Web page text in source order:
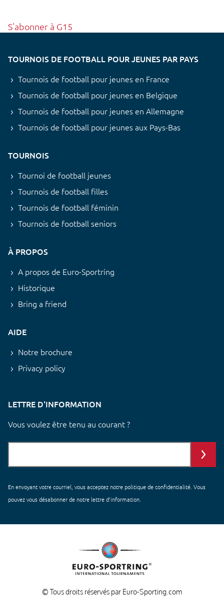
S'abonner à G15
TOURNOIS DE FOOTBALL POUR JEUNES PAR PAYS
Tournois de football pour jeunes en France
Tournois de football pour jeunes en Belgique
Tournois de football pour jeunes en Allemagne
Tournois de football pour jeunes aux Pays-Bas
TOURNOIS
Tournoi de football jeunes
Tournois de football filles
Tournois de football féminin
Tournois de football seniors
À PROPOS
A propos de Euro-Sportring
Historique
Bring a friend
AIDE
Notre brochure
Privacy policy
LETTRE D'INFORMATION
Vous voulez être tenu au courant ?
En envoyant votre courriel, vous acceptez notre politique de confidentialité . Vous
pouvez vous désabonner de notre lettre d'information.
© Tous droits réservés par Euro-Sporting.com